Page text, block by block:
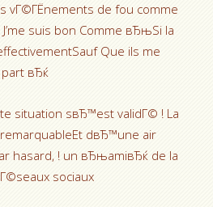
vГ©ГЁnements de fou comme
J’me suis bon Comme вЂњSi la
Que ils me
вЂќ
situation sвЂ™est validГ© ! La
dвЂ™une air
hasard, ! un вЂњamiвЂќ de la
sociaux